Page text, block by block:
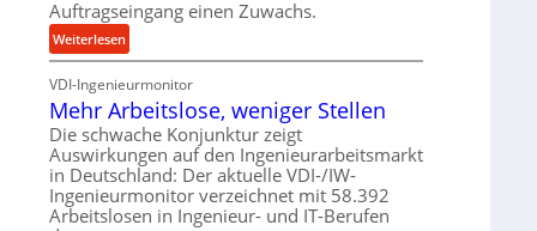
n
d
H
y
d
r
a
u
i
e
u
n
a
n
g
l
e
Auftragseingang einen Zuwachs.
Weiterlesen:
K
r
o
n
e
s
s
t
VDI-Ingenieurmonitor
Mehr Arbeitslose, weniger Stellen
Die schwache Konjunktur zeigt
Auswirkungen auf den Ingenieurarbeitsmarkt
in Deutschland: Der aktuelle VDI-/IW-
Ingenieurmonitor verzeichnet mit 58.392
Arbeitslosen in Ingenieur- und IT-Berufen